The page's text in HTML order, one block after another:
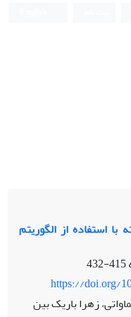
با استفاده از الگوریتم
415-432
https://doi.org/
زهرا باریک بین